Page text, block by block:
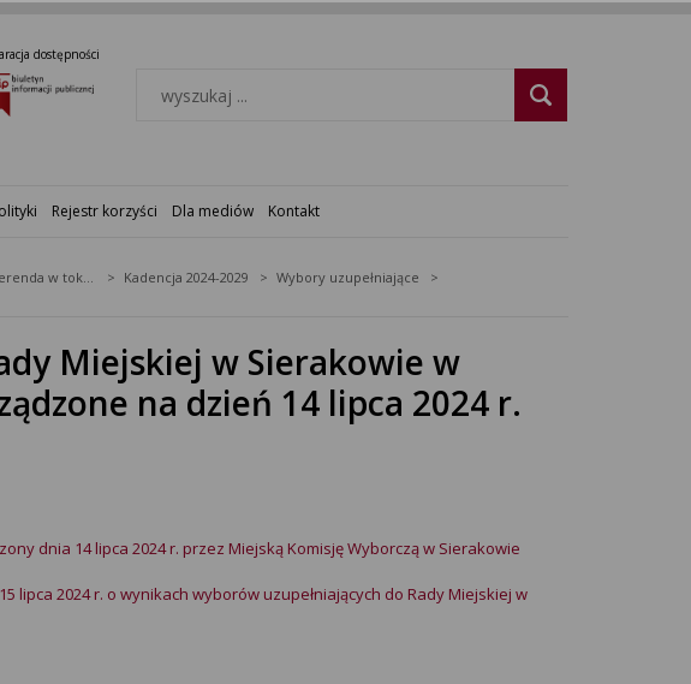
dostępności
Rejestr korzyści Dla mediów Kontakt
Wybory i referenda w toku kadencji Kadencja 2024-2029
Wybory uzupełniające
Miejskiej w Sierakowie w
na dzień 14 lipca 2024 r.
dnia 14 lipca 2024 r. przez Miejską Komisję Wyborczą w Sierakowie
lipca 2024 r. o wynikach wyborów uzupełniających do Rady Miejskiej w